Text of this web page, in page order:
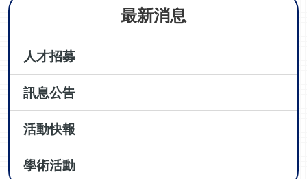
最新消息
人才招募
訊息公告
活動快報
學術活動